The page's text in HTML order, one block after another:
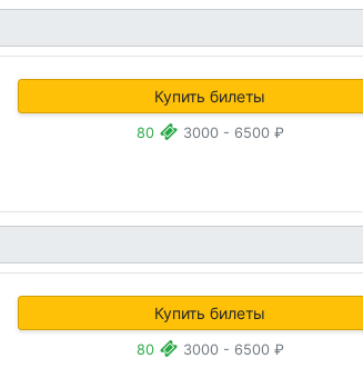
Купить билеты
80 3000 - 6500 ₽
Купить билеты
80 3000 - 6500 ₽